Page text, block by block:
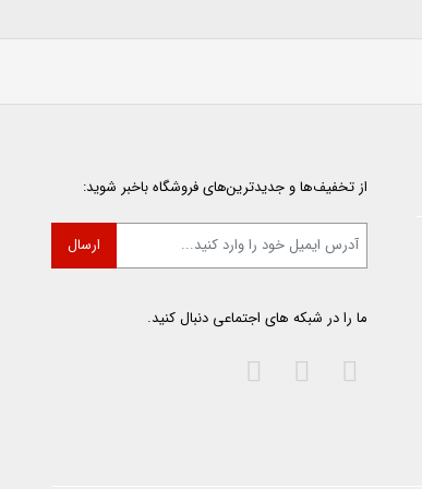
از تخفیف‌ها و جدیدترین‌های فروشگاه باخبر شوید:
ما را در شبکه های اجتماعی دنبال کنید.